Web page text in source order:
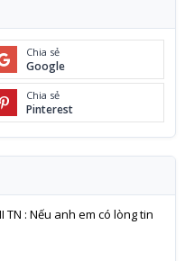
Chia sẻ
Google
Chia sẻ
Pinterest
TN : Nếu anh em có lòng tin